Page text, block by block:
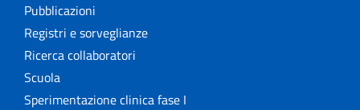
Pubblicazioni
Registri e sorveglianze
Ricerca collaboratori
Scuola
Sperimentazione clinica fase I